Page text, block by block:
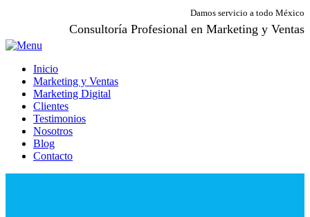
Damos servicio a todo México
Consultoría Profesional en Marketing y Ventas
Inicio
Marketing y Ventas
Marketing Digital
Clientes
Testimonios
Nosotros
Blog
Contacto